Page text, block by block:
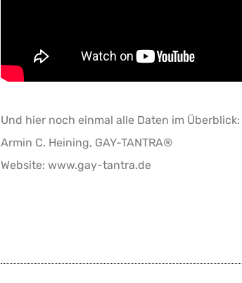
Und hier noch einmal alle Daten im Überblick:
Armin C. Heining, GAY-TANTRA®
Website: www.gay-tantra.de